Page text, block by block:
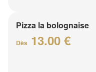
Pizza la bolognaise
Dès 13.00 €